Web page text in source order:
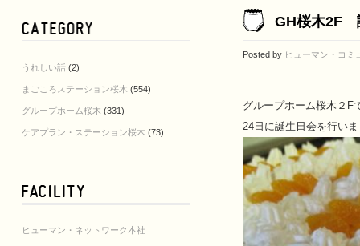
うれしい話 (2)
まごころステーション桜木 (554)
グループホーム桜木 (331)
ケアプラン・ステーション桜木 (73)
ヒューマン・ネットワーク本社
GH桜木2F
Posted by ヒューマン・コミ
グループホーム桜木２F
24日に誕生日会を行い